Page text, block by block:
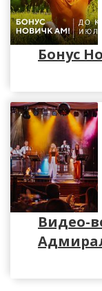
Бонус
Видео-